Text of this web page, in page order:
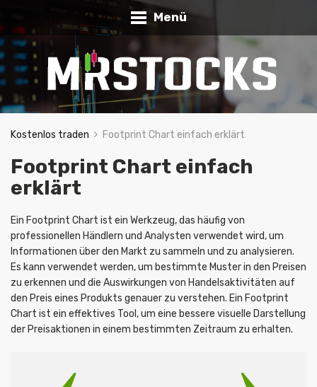
Menü
Kostenlos traden Footprint Chart einfach erklärt
Footprint Chart einfach
erklärt
Ein Footprint Chart ist ein Werkzeug, das häufig von
professionellen Händlern und Analysten verwendet wird, um
Informationen über den Markt zu sammeln und zu analysieren.
Es kann verwendet werden, um bestimmte Muster in den Preisen
zu erkennen und die Auswirkungen von Handelsaktivitäten auf
den Preis eines Produkts genauer zu verstehen. Ein Footprint
Chart ist ein effektives Tool, um eine bessere visuelle Darstellung
der Preisaktionen in einem bestimmten Zeitraum zu erhalten.